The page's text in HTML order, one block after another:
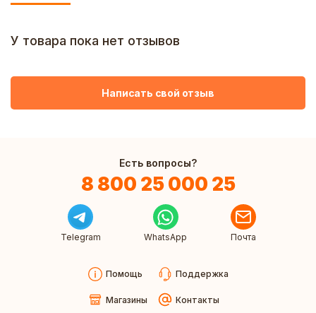
У товара пока нет отзывов
Написать свой отзыв
Есть вопросы?
8 800 25 000 25
Telegram WhatsApp Почта
Помощь Поддержка
Магазины Контакты